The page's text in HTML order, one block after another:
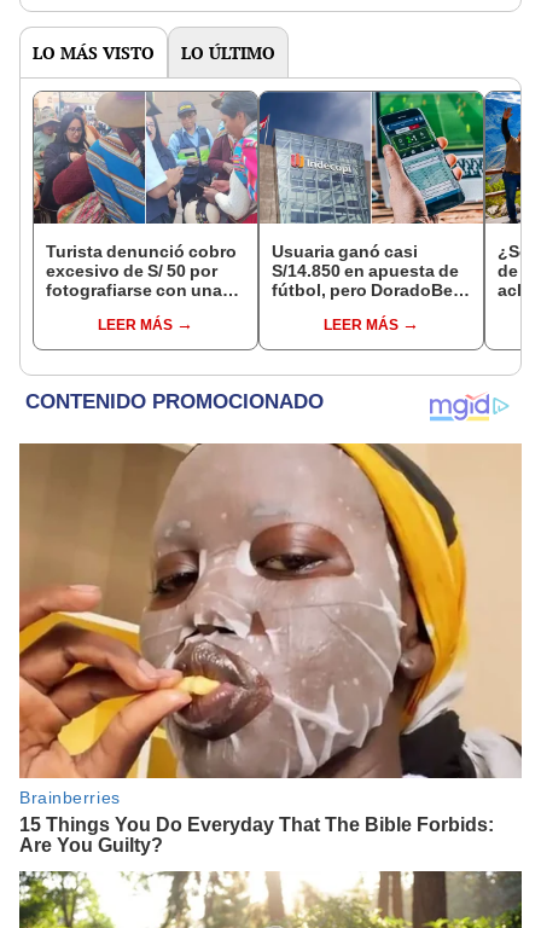
LO MÁS VISTO LO ÚLTIMO
Turista denunció cobro
excesivo de S/ 50 por
fotografiarse con una
Serenazgo recuperó el
dinero
LEER MÁS
Usuaria ganó casi
S/14.850 en apuesta de
fútbol, pero DoradoBet
Indecopi multó a la
empresa con más de S/
LEER MÁS
¿Se
de